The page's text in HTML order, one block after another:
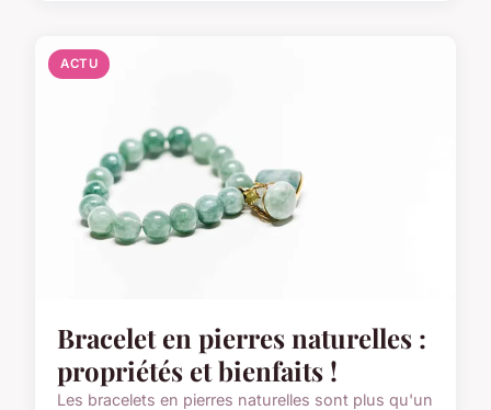
ACTU
Bracelet en pierres naturelles :
propriétés et bienfaits !
Les bracelets en pierres naturelles sont plus qu'un